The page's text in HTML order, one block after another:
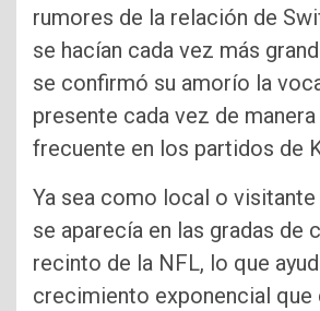
rumores de la relación de
se hacían cada vez más
se confirmó su amorío la
presente cada vez de manera
frecuente en los partidos de
Ya sea como local o
se aparecía en las gradas de
recinto de la NFL, lo que
crecimiento exponencial que